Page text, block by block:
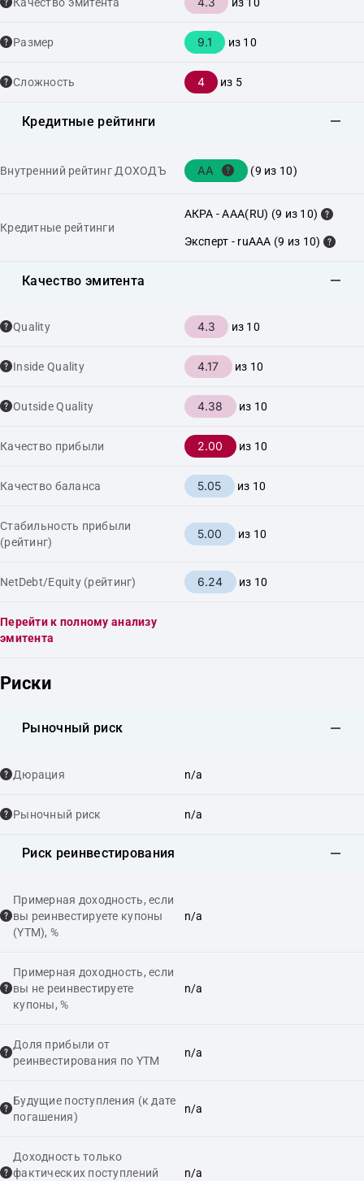
Размер 9.1 из 10
Сложность 4 из 5
Кредитные рейтинги
Внутренний рейтинг ДОХОДЪ AA (9 из 10)
Кредитные рейтинги
АКРА - AAA(RU) (9 из 10)
Эксперт - ruAAA (9 из 10)
Качество эмитента
Quality 4.3 из 10
Inside Quality 4.17 из 10
Outside Quality 4.38 из 10
Качество прибыли 2.00 из 10
Качество баланса 5.05 из 10
Стабильность прибыли
(рейтинг)
5.00 из 10
NetDebt/Equity (рейтинг) 6.24 из 10
Перейти к полному анализу
эмитента
Риски
Рыночный риск
Дюрация n/a
Рыночный риск n/a
Риск реинвестирования
Примерная доходность, если
вы реинвестируете купоны
(YTM), %
n/a
Примерная доходность, если
вы не реинвестируете
купоны, %
n/a
Доля прибыли от
реинвестирования по YTM
n/a
Будущие поступления (к дате
погашения)
n/a
Доходность только
фактических поступлений
n/a